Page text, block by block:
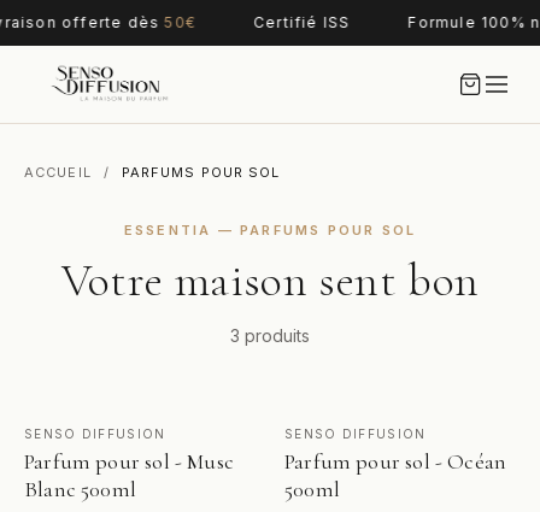
offerte dès 50€ Certifié ISS Formule 100%
ACCUEIL / PARFUMS POUR SOL
ESSENTIA — PARFUMS POUR SOL
Votre maison sent bon
3 produits
VOIR LE PRODUIT
SENSO DIFFUSION
Parfum pour sol - Musc
Blanc 500ml
RUPTUREVOIR LE PRODUIT
SENSO DIFFUSION
Parfum pour sol - Océan
500ml